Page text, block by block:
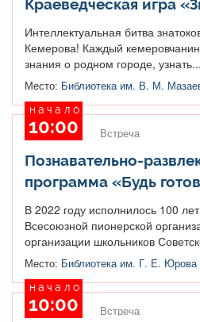
Краеведческая игра
Интеллектуальная битва
Кемерова! Каждый
знания о родном городе, узнать...
Место: Библиотека им. В. М.
начало
10:00 Встреча
Познавательно-
программа «Будь
В 2022 году исполнилось 100
Всесоюзной пионерской
организации школьников
Место: Библиотека им. Г. Е. Юрова
начало
10:00 Встреча